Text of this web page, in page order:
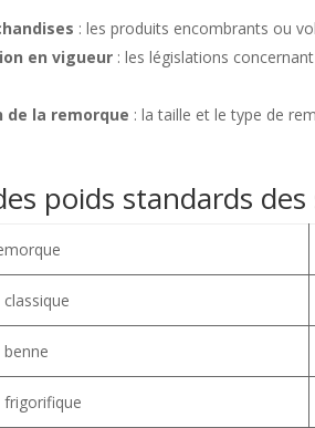
: les produits encombrants ou
en vigueur : les législations
de la remorque : la taille et le type de
poids standards
frigorifique